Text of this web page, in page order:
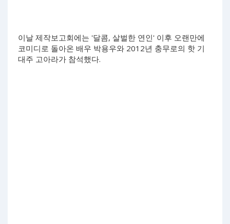
이날 제작보고회에는 '달콤, 살벌한 연인' 이후 오랜만에
코미디로 돌아온 배우 박용우와 2012년 충무로의 핫 기
대주 고아라가 참석했다.